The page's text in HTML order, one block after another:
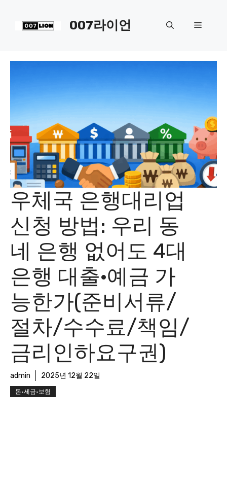
007라이언 메
우체국 은행대리업
신청 방법: 우리 동
네 은행 없어도 4대
은행 대출·예금 가
능한가(준비서류/
절차/수수료/책임/
금리인하요구권)
admin 2025년 12월 22일
돈·세금·보험